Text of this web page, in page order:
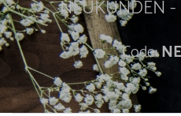
NEUKUNDEN
Code: